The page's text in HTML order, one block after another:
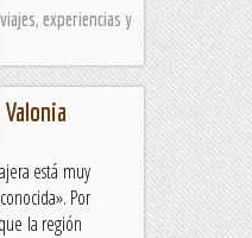
experiencias y
está muy
Por
la región